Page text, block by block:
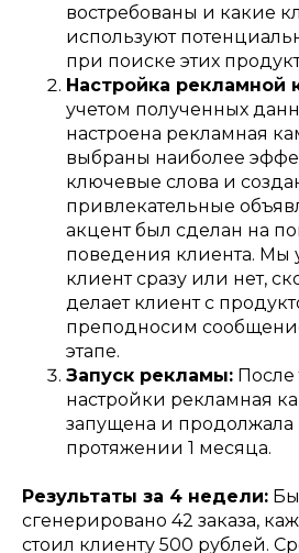
востребованы и какие
используют
при поиске этих
Настройка рекламной
учетом полученных
настроена рекламная
выбраны наиболее
ключевые слова и
привлекательные
акцент был сделан на
поведения клиента. Мы
клиент сразу или нет,
делает клиент с
преподносим
этапе.
Запуск рекламы: После
настройки рекламная
запущена и продолжала
протяжении 1 месяца.
Результаты за 4 недели:
сгенерировано 42 заказа,
стоил клиенту 500 рублей.